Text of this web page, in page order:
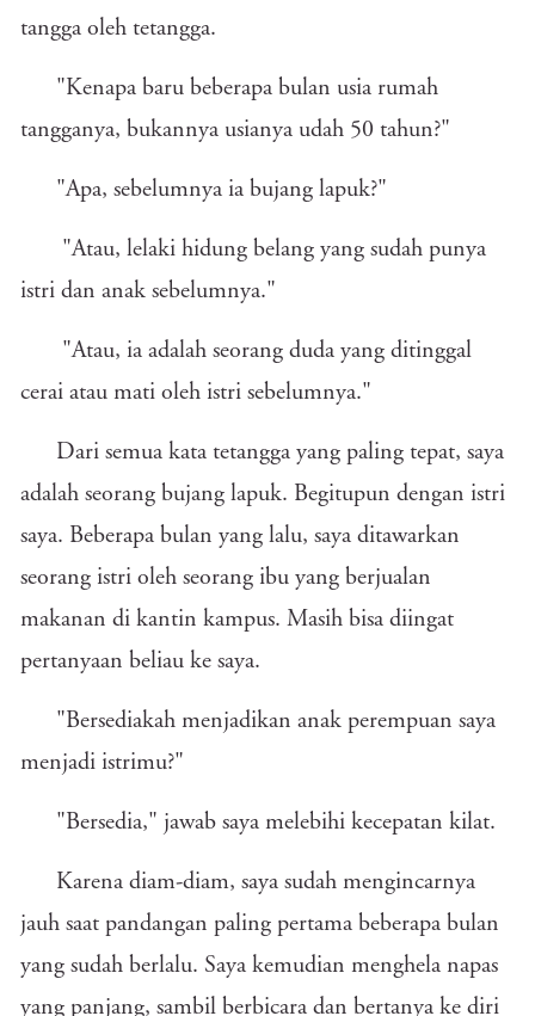
tangga oleh tetangga.
"Kenapa baru beberapa bulan usia rumah
tangganya, bukannya usianya udah 50 tahun?"
"Apa, sebelumnya ia bujang lapuk?"
"Atau, lelaki hidung belang yang sudah punya
istri dan anak sebelumnya."
"Atau, ia adalah seorang duda yang ditinggal
cerai atau mati oleh istri sebelumnya."
Dari semua kata tetangga yang paling tepat, saya
adalah seorang bujang lapuk. Begitupun dengan istri
saya. Beberapa bulan yang lalu, saya ditawarkan
seorang istri oleh seorang ibu yang berjualan
makanan di kantin kampus. Masih bisa diingat
pertanyaan beliau ke saya.
"Bersediakah menjadikan anak perempuan saya
menjadi istrimu?"
"Bersedia," jawab saya melebihi kecepatan kilat.
Karena diam-diam, saya sudah mengincarnya
jauh saat pandangan paling pertama beberapa bulan
yang sudah berlalu. Saya kemudian menghela napas
yang panjang, sambil berbicara dan bertanya ke diri